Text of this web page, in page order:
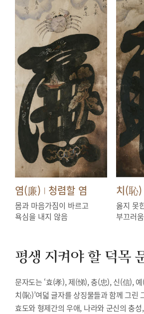
염(廉) | 청렴할 염
몸과 마음가짐이 바르고
욕심을 내지 않음
치(恥)
옳지 못
부끄러움
평생 지켜야 할 덕목
문자도는 ‘효(孝), 제(悌), 충(忠), 신(信),
치(恥)’여덟 글자를 상징물들과 함께 그린
효도와 형제간의 우애, 나라와 군신의 충